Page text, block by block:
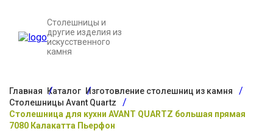
Столешницы и
другие изделия из
искусственного
камня
Главная Каталог Изготовление столешниц из камня
Столешницы Avant Quartz
Столешница для кухни AVANT QUARTZ большая прямая
7080 Калакатта Пьерфон